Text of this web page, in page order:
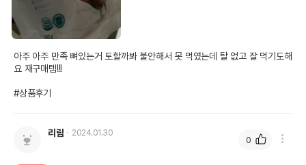
아주 아주 만족 뼈있는거 토할까봐 불안해서 못 먹였는데 탈 없고 잘 먹기도해
요 재구매템!!!
#상품후기
리람 2024.01.30
0